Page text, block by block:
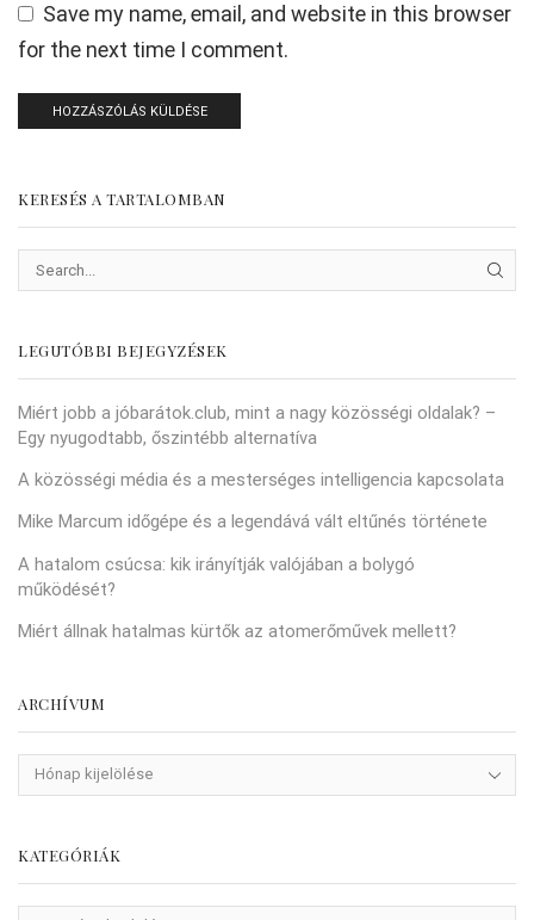
Save my name, email, and website in this browser
for the next time I comment.
KERESÉS A TARTALOMBAN
LEGUTÓBBI BEJEGYZÉSEK
Miért jobb a jóbarátok.club, mint a nagy közösségi oldalak? –
Egy nyugodtabb, őszintébb alternatíva
A közösségi média és a mesterséges intelligencia kapcsolata
Mike Marcum időgépe és a legendává vált eltűnés története
A hatalom csúcsa: kik irányítják valójában a bolygó
működését?
Miért állnak hatalmas kürtők az atomerőművek mellett?
ARCHÍVUM
KATEGÓRIÁK